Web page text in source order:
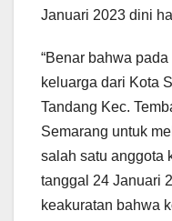
Januari 2023 dini
“Benar bahwa
keluarga dari Kota
Tandang Kec.
Semarang untuk
salah satu anggota
tanggal 24 Januari
keakuratan bahwa